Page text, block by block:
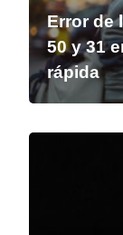
Error de
50 y 31
rápida